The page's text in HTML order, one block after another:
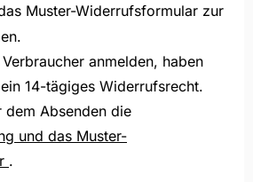
Muster-Widerrufsformular zur
anmelden, haben
14-tägiges Widerrufsrecht.
dem Absenden die
und das Muster-
.